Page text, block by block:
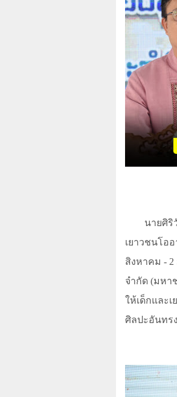
นายศิริ
เยาวชนโอ
สิงหาคม -
จำกัด (มหา
ให้เด็กและ
ศิลปะอันทร